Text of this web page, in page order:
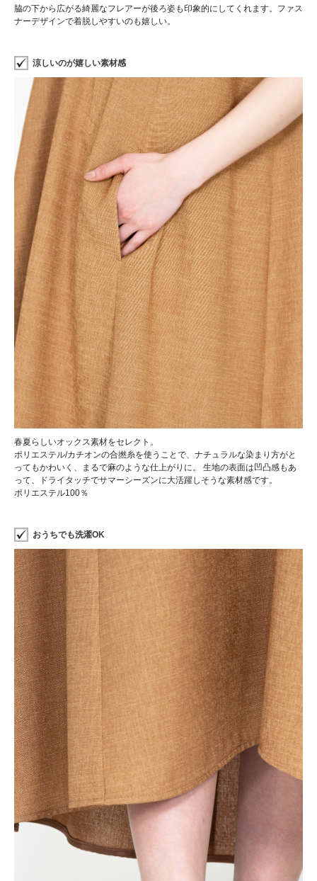
脇の下から広がる綺麗なフレアーが後ろ姿も印象的にしてくれます。ファス
ナーデザインで着脱しやすいのも嬉しい。
涼しいのが嬉しい素材感
春夏らしいオックス素材をセレクト。
ポリエステル/カチオンの合撚糸を使うことで、ナチュラルな染まり方がと
ってもかわいく、まるで麻のような仕上がりに。 生地の表面は凹凸感もあ
って、ドライタッチでサマーシーズンに大活躍しそうな素材感です。
ポリエステル100％
おうちでも洗濯OK